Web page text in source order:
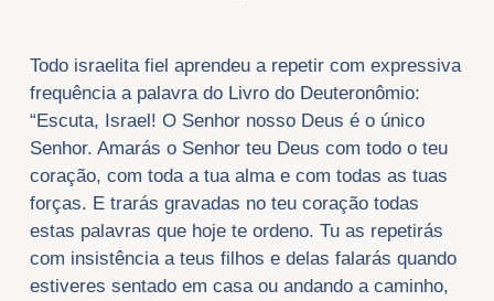
​Todo israelita fiel aprendeu a repetir com expressiva
frequência a palavra do Livro do Deuteronômio:
“Escuta, Israel! O Senhor nosso Deus é o único
Senhor. Amarás o Senhor teu Deus com todo o teu
coração, com toda a tua alma e com todas as tuas
forças. E trarás gravadas no teu coração todas
estas palavras que hoje te ordeno. Tu as repetirás
com insistência a teus filhos e delas falarás quando
estiveres sentado em casa ou andando a caminho,